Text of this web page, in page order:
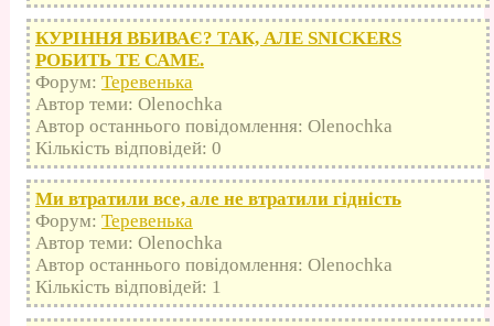
КУРІННЯ ВБИВАЄ? ТАК, АЛЕ SNICKERS
РОБИТЬ ТЕ САМЕ.
Форум: Теревенька
Автор теми: Olenochka
Автор останнього повідомлення: Olenochka
Кількість відповідей: 0
Ми втратили все, але не втратили гідність
Форум: Теревенька
Автор теми: Olenochka
Автор останнього повідомлення: Olenochka
Кількість відповідей: 1